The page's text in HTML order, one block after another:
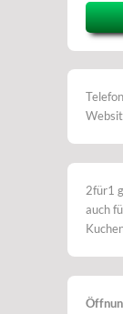
2für1
auch